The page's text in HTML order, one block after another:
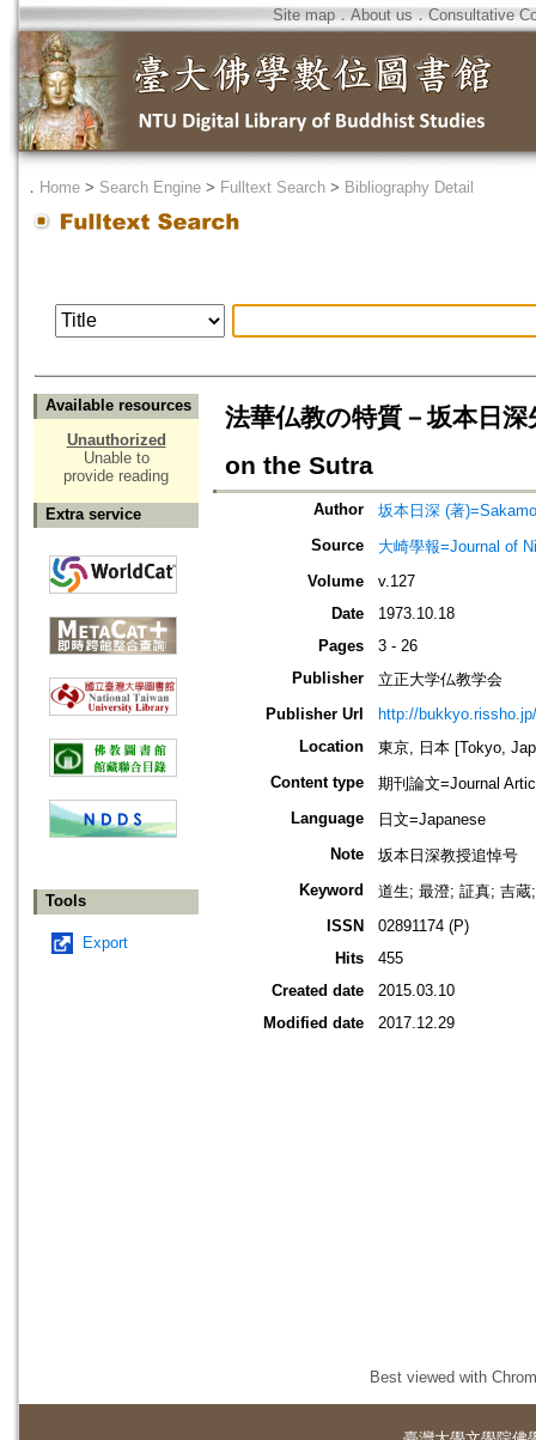
Site map．About us ． Consultative
． Home > Search Engine > Fulltext Search > Bibliography Detail
Available resources
Unauthorized
Unable to
provide reading
Extra service
Tools
Export
法華仏教の特質－坂本日
on the Sutra
Author
坂本日深 (著
Source
大崎學報=Journal of
Volume
v.127
Date
1973.10.18
Pages
3 - 26
Publisher
立正大学仏教学会
Publisher Url
http://
Location
東京, 日本 [Tokyo,
Content type
期刊論文=Journal
Language
日文=Japanese
Note
坂本日深教授追悼号
Keyword
道生; 最澄; 証真; 吉
ISSN
02891174 (P)
Hits
455
Created date
2015.03.10
Modified date
2017.12.29
Best viewed with